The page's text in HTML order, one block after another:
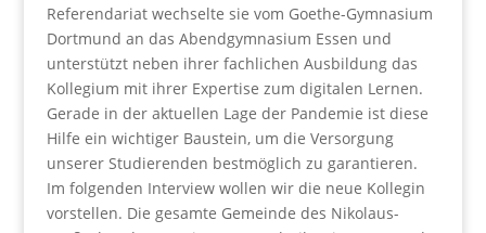
Referendariat wechselte sie vom Goethe-Gymnasium
Dortmund an das Abendgymnasium Essen und
unterstützt neben ihrer fachlichen Ausbildung das
Kollegium mit ihrer Expertise zum digitalen Lernen.
Gerade in der aktuellen Lage der Pandemie ist diese
Hilfe ein wichtiger Baustein, um die Versorgung
unserer Studierenden bestmöglich zu garantieren.
Im folgenden Interview wollen wir die neue Kollegin
vorstellen. Die gesamte Gemeinde des Nikolaus-